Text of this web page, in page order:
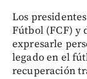
Los
Fútbol (FCF) y
expresarle
legado en el
recuperación